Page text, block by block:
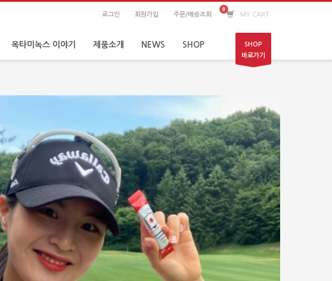
로그인 회원가입 주문/배송조회 MY CART
SHOP
바로가기
옥타미녹스 이야기 제품소개 NEWS SHOP